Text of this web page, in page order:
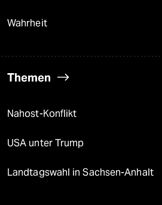
Wahrheit
Themen
Nahost-Konflikt
USA unter Trump
Landtagswahl in Sachsen-Anhalt